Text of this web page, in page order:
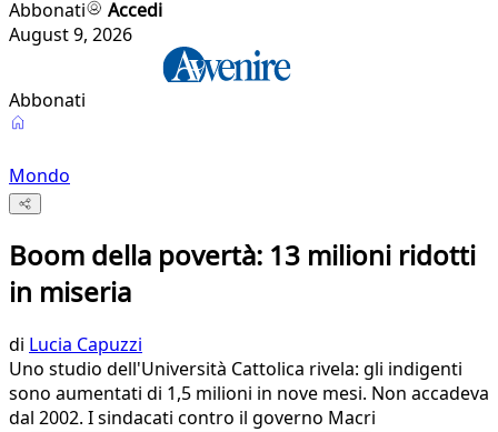
Abbonati
Accedi
August 9, 2026
Abbonati
Mondo
Boom della povertà: 13 milioni ridotti
in miseria
di Lucia Capuzzi
Uno studio dell'Università Cattolica rivela: gli indigenti
sono aumentati di 1,5 milioni in nove mesi. Non accadeva
dal 2002. I sindacati contro il governo Macri